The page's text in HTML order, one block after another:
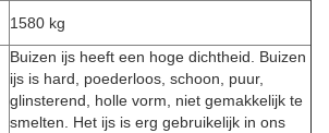
1580 kg
Buizen ijs heeft een hoge dichtheid. Buizen
ijs is hard, poederloos, schoon, puur,
glinsterend, holle vorm, niet gemakkelijk te
smelten. Het ijs is erg gebruikelijk in ons